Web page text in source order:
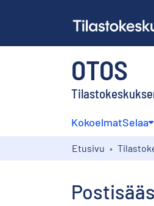
OTOS
KokoelmatSelaa
Etusivu